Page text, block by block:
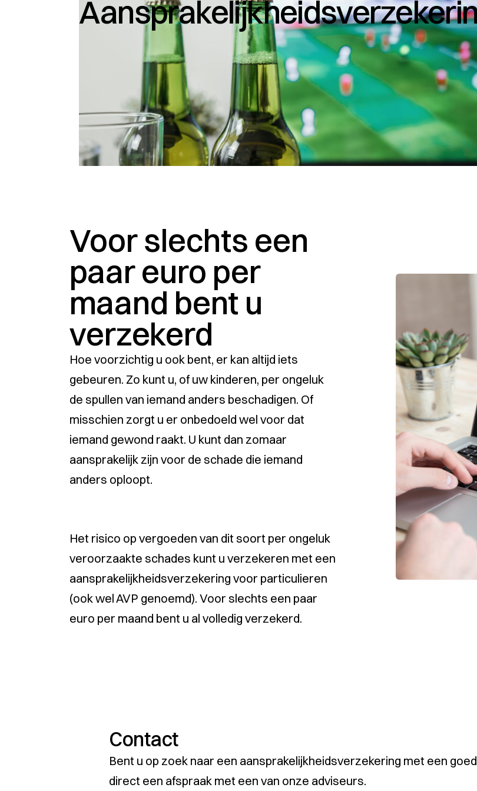
Voor slechts een
paar euro per
maand bent u
verzekerd
Hoe voorzichtig u ook bent, er kan altijd iets
gebeuren. Zo kunt u, of uw kinderen, per ongeluk
de spullen van iemand anders beschadigen. Of
misschien zorgt u er onbedoeld wel voor dat
iemand gewond raakt. U kunt dan zomaar
aansprakelijk zijn voor de schade die iemand
anders oploopt.
Het risico op vergoeden van dit soort per ongeluk
veroorzaakte schades kunt u verzekeren met een
aansprakelijkheidsverzekering voor particulieren
(ook wel AVP genoemd). Voor slechts een paar
euro per maand bent u al volledig verzekerd.
Contact
Bent u op zoek naar een aansprakelijkheidsverzekering met een
direct een afspraak met een van onze adviseurs.